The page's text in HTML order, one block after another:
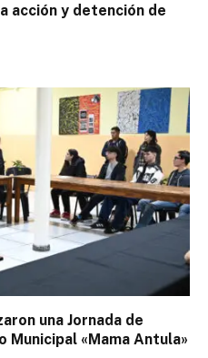
acción y detención de
una Jornada de
«Mama Antula»